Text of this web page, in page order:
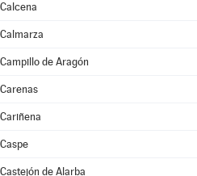
Calcena
Calmarza
Campillo de Aragón
Carenas
Cariñena
Caspe
Castejón de Alarba